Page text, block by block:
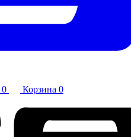
0 Корзина 0